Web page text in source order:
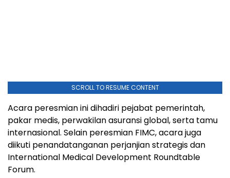
SCROLL TO RESUME CONTENT
Acara peresmian ini dihadiri pejabat pemerintah,
pakar medis, perwakilan asuransi global, serta tamu
internasional. Selain peresmian FIMC, acara juga
diikuti penandatanganan perjanjian strategis dan
International Medical Development Roundtable
Forum.